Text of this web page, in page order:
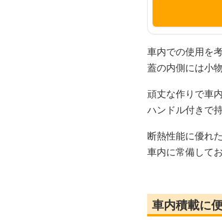
車内での使用を
蓋の内側には小
頑丈な作りで車
ハンドル付きで
断熱性能に優れ
車内に常備して
車内積載に